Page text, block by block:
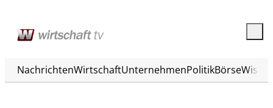
NachrichtenWirtschaftUnternehmenPolitikBörse